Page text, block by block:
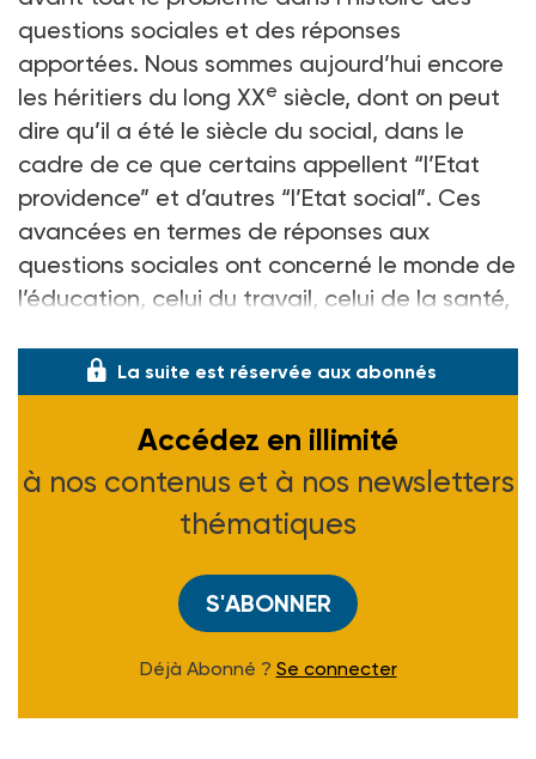
questions sociales et des réponses
apportées. Nous sommes aujourd’hui encore
les héritiers du long XXe siècle, dont on peut
dire qu’il a été le siècle du social, dans le
cadre de ce que certains appellent “l’Etat
providence” et d’autres “l’Etat social”. Ces
avancées en termes de réponses aux
questions sociales ont concerné le monde de
l’éducation, celui du travail, celui de la santé,
La suite est réservée aux abonnés
Accédez en illimité
à nos contenus et à nos newsletters
thématiques
S'ABONNER
Déjà Abonné ? Se connecter